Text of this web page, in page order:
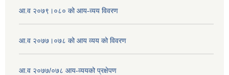
आ.व २०७९।०८० को आय-व्यय विवरण
आ.व २०७७।०७८ को आय व्यय को विवरण
आ.व २०७७/०७८ आय-व्ययको प्रक्षेपण